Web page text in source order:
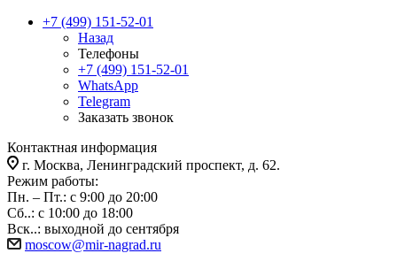
+7 (499) 151-52-01
Назад
Телефоны
+7 (499) 151-52-01
WhatsApp
Telegram
Заказать звонок
Контактная информация
г. Москва, Ленинградский проспект, д. 62.
Режим работы:
Пн. – Пт.: с 9:00 до 20:00
Сб..: с 10:00 до 18:00
Вск..: выходной до сентября
moscow@mir-nagrad.ru